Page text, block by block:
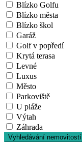
Blízko Golfu
Blízko města
Blízko škol
Garáž
Golf v popředí
Krytá terasa
Levné
Luxus
Město
Parkoviště
U pláže
Výtah
Záhrada
Vyhledávání nemovitostí